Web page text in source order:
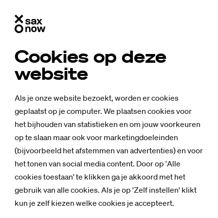
Cookies op deze
website
Als je onze website bezoekt, worden er cookies
geplaatst op je computer. We plaatsen cookies voor
het bijhouden van statistieken en om jouw voorkeuren
op te slaan maar ook voor marketingdoeleinden
(bijvoorbeeld het afstemmen van advertenties) en voor
het tonen van social media content. Door op 'Alle
cookies toestaan' te klikken ga je akkoord met het
gebruik van alle cookies. Als je op 'Zelf instellen' klikt
kun je zelf kiezen welke cookies je accepteert.
Nieuws
Stu­dent Tho­